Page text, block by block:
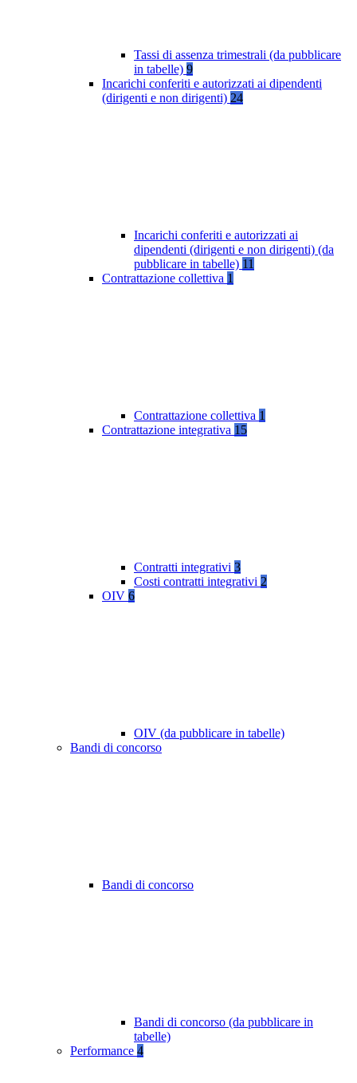
Tassi di assenza trimestrali (da pubblicare
in tabelle) 9
Incarichi conferiti e autorizzati ai dipendenti
(dirigenti e non dirigenti) 24
Incarichi conferiti e autorizzati ai
dipendenti (dirigenti e non dirigenti) (da
pubblicare in tabelle) 11
Contrattazione collettiva 1
Contrattazione collettiva 1
Contrattazione integrativa 15
Contratti integrativi 3
Costi contratti integrativi 2
OIV 6
OIV (da pubblicare in tabelle)
Bandi di concorso
Bandi di concorso
Bandi di concorso (da pubblicare in
tabelle)
Performance 4